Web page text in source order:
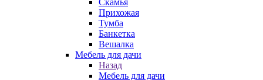
Скамья
Прихожая
Тумба
Банкетка
Вешалка
Мебель для дачи
Назад
Мебель для дачи